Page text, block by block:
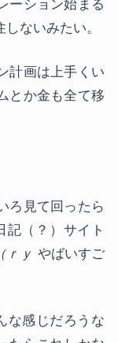
ーション始まる
ないみたい。
計画は上手くい
とか金も全て移
ろ見て回ったら
記（？）サイト
ｒｙ やばいすご
な感じだろうな